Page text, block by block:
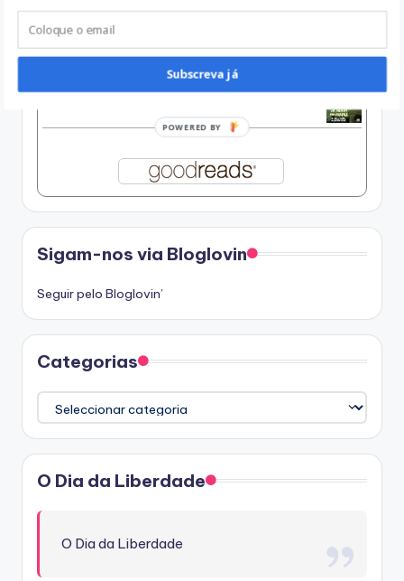
O Silêncio dos Livros, seguido de Esse Vício
ainda Impune
byGeorge Steiner
Um Homem em Chamas
Sigam-nos via Bloglovin
Seguir pelo Bloglovin’
Categorias
Categorias
O Dia da Liberdade
O Dia da Liberdade
Subscreva já
POWERED BY